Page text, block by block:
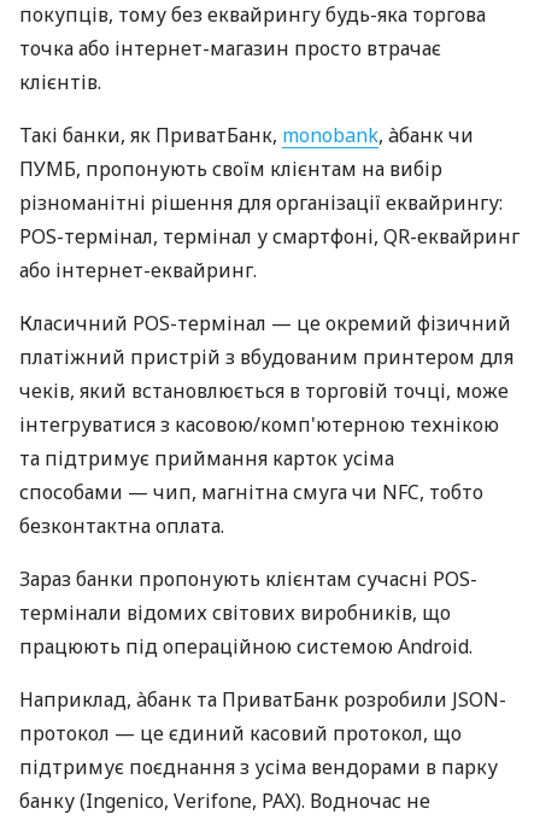
покупців, тому без еквайрингу будь-яка торгова
точка або інтернет-магазин просто втрачає
клієнтів.
Такі банки, як ПриватБанк, monobank, àбанк чи
ПУМБ, пропонують своїм клієнтам на вибір
різноманітні рішення для організації еквайрингу:
POS-термінал, термінал у смартфоні, QR-еквайринг
або інтернет-еквайринг.
Класичний POS-термінал — це окремий фізичний
платіжний пристрій з вбудованим принтером для
чеків, який встановлюється в торговій точці, може
інтегруватися з касовою/комп'ютерною технікою
та підтримує приймання карток усіма
способами — чип, магнітна смуга чи NFC, тобто
безконтактна оплата.
Зараз банки пропонують клієнтам сучасні POS-
термінали відомих світових виробників, що
працюють під операційною системою Android.
Наприклад, àбанк та ПриватБанк розробили JSON-
протокол — це єдиний касовий протокол, що
підтримує поєднання з усіма вендорами в парку
банку (Ingenico, Verifone, PAX). Водночас не